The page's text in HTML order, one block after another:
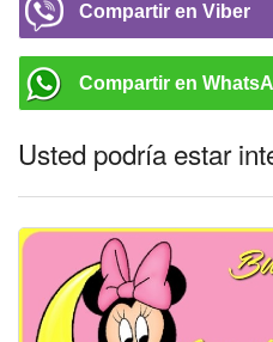
Compartir en Viber
Compartir en
Usted podría estar